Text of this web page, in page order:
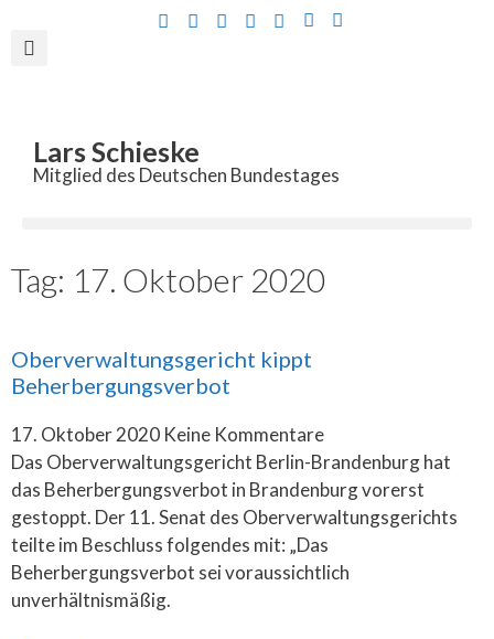
Lars Schieske
Mitglied des Deutschen Bundestages
Tag: 17. Oktober 2020
Oberverwaltungsgericht kippt
Beherbergungsverbot
17. Oktober 2020 Keine Kommentare
Das Oberverwaltungsgericht Berlin-Brandenburg hat
das Beherbergungsverbot in Brandenburg vorerst
gestoppt. Der 11. Senat des Oberverwaltungsgerichts
teilte im Beschluss folgendes mit: „Das
Beherbergungsverbot sei voraussichtlich
unverhältnismäßig.